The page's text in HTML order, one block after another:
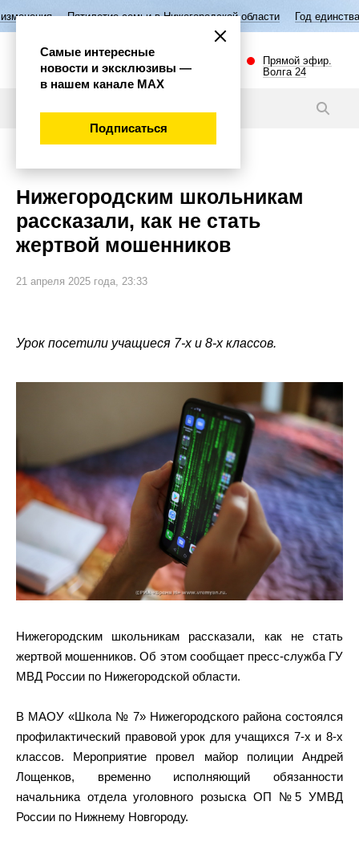
семьи в Нижегородской области Год единства народов России
Прямой эфир.
Волга 24
Нижегородским школьникам
рассказали, как не стать
жертвой мошенников
21 апреля 2025 года, 23:33
Урок посетили учащиеся 7-х и 8-х классов.
Нижегородским школьникам рассказали, как не стать
жертвой мошенников. Об этом сообщает пресс-служба ГУ
МВД России по Нижегородской области.
В МАОУ «Школа № 7» Нижегородского района состоялся
профилактический правовой урок для учащихся 7-х и 8-х
классов. Мероприятие провел майор полиции Андрей
Лощенков, временно исполняющий обязанности
начальника отдела уголовного розыска ОП №5 УМВД
России по Нижнему Новгороду.
Самые интересные
новости и эксклюзивы —
в нашем канале МАХ
Подписаться